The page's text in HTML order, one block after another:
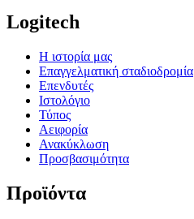
Logitech
Η ιστορία μας
Επαγγελματική σταδιοδρομία
Επενδυτές
Ιστολόγιο
Τύπος
Αειφορία
Ανακύκλωση
Προσβασιμότητα
Προϊόντα